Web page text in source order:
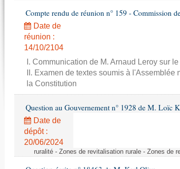
Compte rendu de réunion n° 159 - Commission
Date de
réunion :
14/10/2104
I. Communication de M. Arnaud Leroy sur
II. Examen de textes soumis à
la Constitution
Question au Gouvernement n° 1928 de M. Loïc
Date de
dépôt :
20/06/2024
ruralité - Zones de revitalisation rurale - Zones de